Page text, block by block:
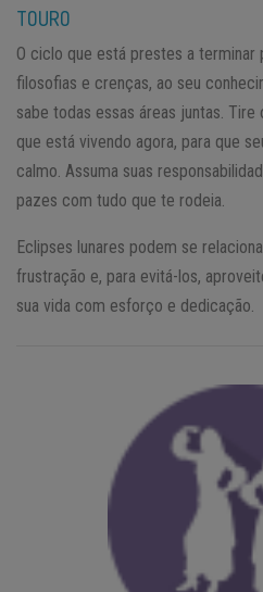
TOURO
O ciclo que está prestes a terminar
filosofias e crenças, ao seu
sabe todas essas áreas juntas.
que está vivendo agora, para que
calmo. Assuma suas
pazes com tudo que te rodeia.
Eclipses lunares podem se
frustração e, para evitá-los,
sua vida com esforço e dedicação.